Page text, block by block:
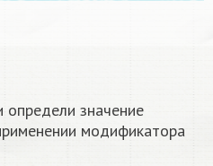
определи значение
модификатора